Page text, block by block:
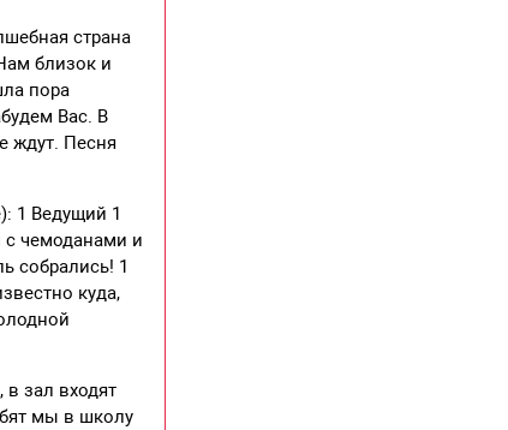
страна
близок и
пора
Вас. В
ждут. Песня
1 Ведущий 1
с чемоданами и
собрались! 1
куда,
зал входят
мы в школу